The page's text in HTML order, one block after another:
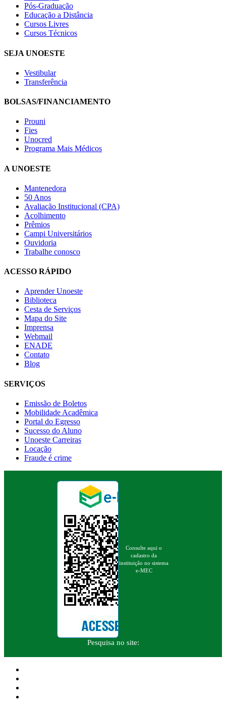
Pós-Graduação
Educação a Distância
Cursos Livres
Cursos Técnicos
SEJA UNOESTE
Vestibular
Transferência
BOLSAS/FINANCIAMENTO
Prouni
Fies
Unocred
Programa Mais Médicos
A UNOESTE
Mantenedora
50 Anos
Avaliação Institucional (CPA)
Acolhimento
Prêmios
Campi Universitários
Ouvidoria
Trabalhe conosco
ACESSO RÁPIDO
Aprender Unoeste
Biblioteca
Cesta de Serviços
Mapa do Site
Imprensa
Webmail
ENADE
Contato
Blog
SERVIÇOS
Emissão de Boletos
Mobilidade Acadêmica
Portal do Egresso
Sucesso do Aluno
Unoeste Carreiras
Locação
Fraude é crime
Consulte aqui o
cadastro da
instituição no sistema
e-MEC
Pesquisa no site: